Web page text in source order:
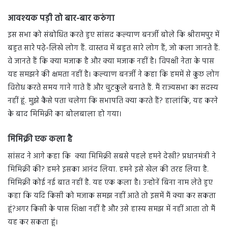
आवश्यक पड़ी तो बार-बार करुंगा
इस सभा को संबोधित करते हुए सांसद कल्याण बनर्जी बोले कि श्रीरामपुर में
बहुत सारे पढ़े-लिखे लोग हैं. वास्तव में बहुत सारे लोग हैं, जो कला जानते हैं.
वे जानते हैं कि क्या मजाक है और क्या मजाक नहीं है। विपक्षी नेता के पास
यह समझने की क्षमता नहीं है। कल्याण बनर्जी ने कहा कि हममें से कुछ लोग
विरोध करते समय गाने गाते हैं और चुटकुले बनाते हैं. मैं राज्यसभा का सदस्य
नहीं हूं. मुझे कैसे पता चलेगा कि सभापति क्या करते हैं? हालांकि, यह करने
के बाद मिमिक्री का बोलबाला हो गया।
मिमिक्री एक कला है
सांसद ने आगे कहा कि क्या मिमिक्री सबसे पहले हमने देखी? प्रधानमंत्री ने
मिमिक्री की? हमने इसका आनंद लिया. हमने इसे खेल की तरह लिया है.
मिमिक्री कोई नई बात नहीं है. यह एक कला है। उन्होनें बिना नाम लेते हुए
कहा कि यदि किसी को मजाक समझ नहीं आते तो इसमें मैं क्या कर सकता
हूं?अगर किसी के पास शिक्षा नहीं है और उसे हास्य समझ में नहीं आता तो मैं
यह कर सकता हूं।